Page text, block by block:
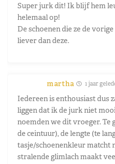
Super jurk dit! Ik blijf hem
helemaal op!
De schoenen die ze de
liever dan deze.
martha 1 jaar
Iedereen is enthousiast dus
liggen dat ik de jurk niet
noemden we dit vroeger. Te
de ceintuur), de lengte (te
tasje/schoenenkleur matcht
stralende glimlach maakt